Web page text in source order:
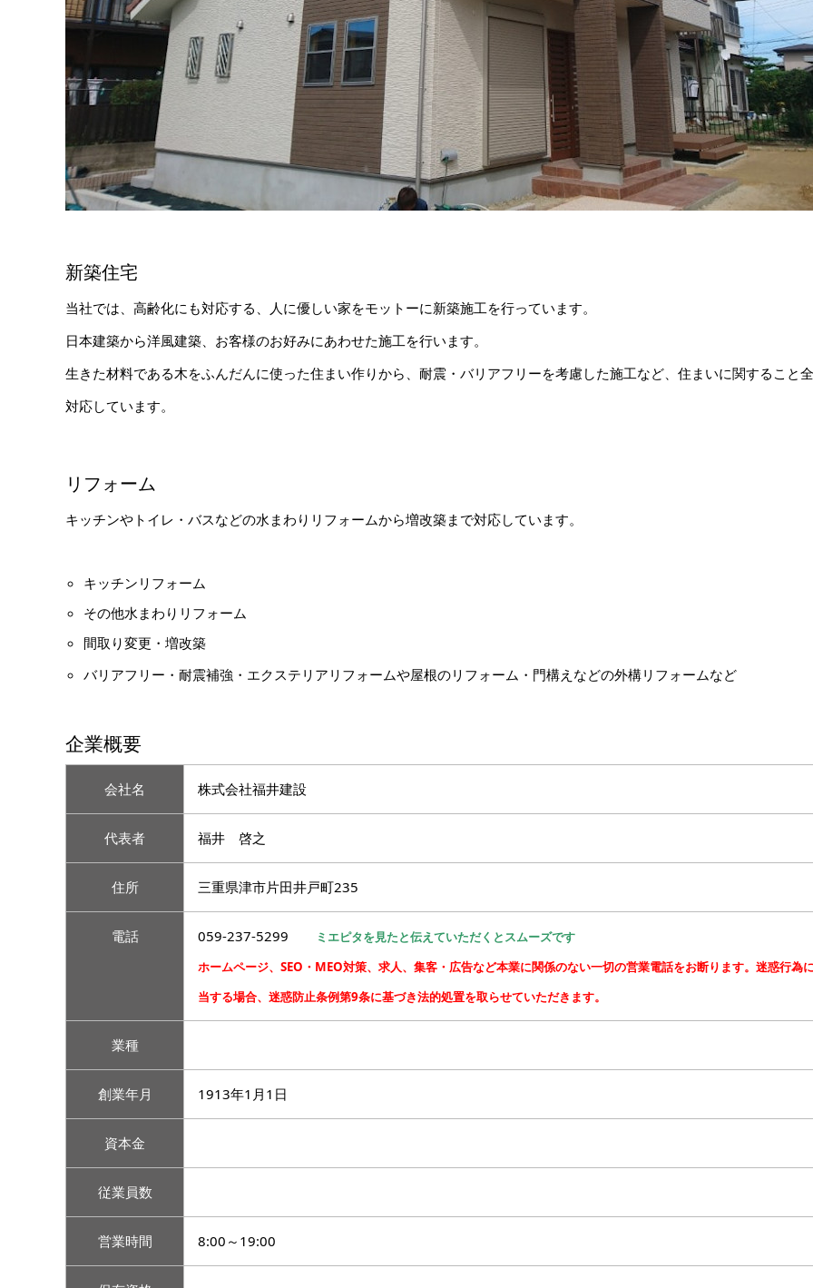
新築住宅
当社では、高齢化にも対応する、人に優しい家をモットーに新築施工を行っています。
日本建築から洋風建築、お客様のお好みにあわせた施工を行います。
生きた材料である木をふんだんに使った住まい作りから、耐震・バリアフリーを考慮した施工など、住まいに関すること
対応しています。
リフォーム
キッチンやトイレ・バスなどの水まわりリフォームから増改築まで対応しています。
キッチンリフォーム
その他水まわりリフォーム
間取り変更・増改築
バリアフリー・耐震補強・エクステリアリフォームや屋根のリフォーム・門構えなどの外構リフォームなど
企業概要
会社名 株式会社福井建設
代表者 福井 啓之
住所 三重県津市片田井戸町235
電話 059-237-5299
ミエピタを見たと伝えていただくとスムーズです
ホームページ、SEO・MEO対策、求人、集客・広告など本業に関係のない一切の営業電話をお断ります。迷惑行為
当する場合、迷惑防止条例第9条に基づき法的処置を取らせていただきます。
業種
創業年月 1913年1月1日
資本金
従業員数
営業時間 8:00～19:00